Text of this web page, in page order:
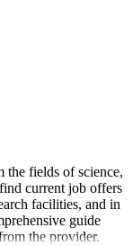
the fields of science,
current job offers
facilities, and in
guide
the provider.